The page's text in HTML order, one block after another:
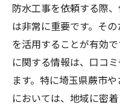
防水工事を依頼する際
は非常に重要です。そ
を活用することが有効
に関する情報は、口コ
ます。特に埼玉県蕨市
においては、地域に密